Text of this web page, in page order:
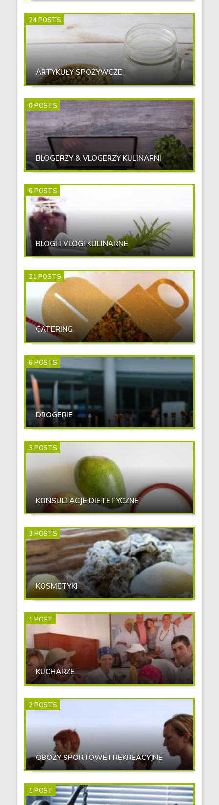
24 POSTS
ARTYKUŁY SPOŻYWCZE
0 POSTS
BLOGERZY & VLOGERZY KULINARNI
6 POSTS
BLOGI I VLOGI KULINARNE
21 POSTS
CATERING
6 POSTS
DROGERIE
3 POSTS
KONSULTACJE DIETETYCZNE
3 POSTS
KOSMETYKI
1 POST
KUCHARZE
2 POSTS
OBOZY SPORTOWE I REKREACYJNE
1 POST